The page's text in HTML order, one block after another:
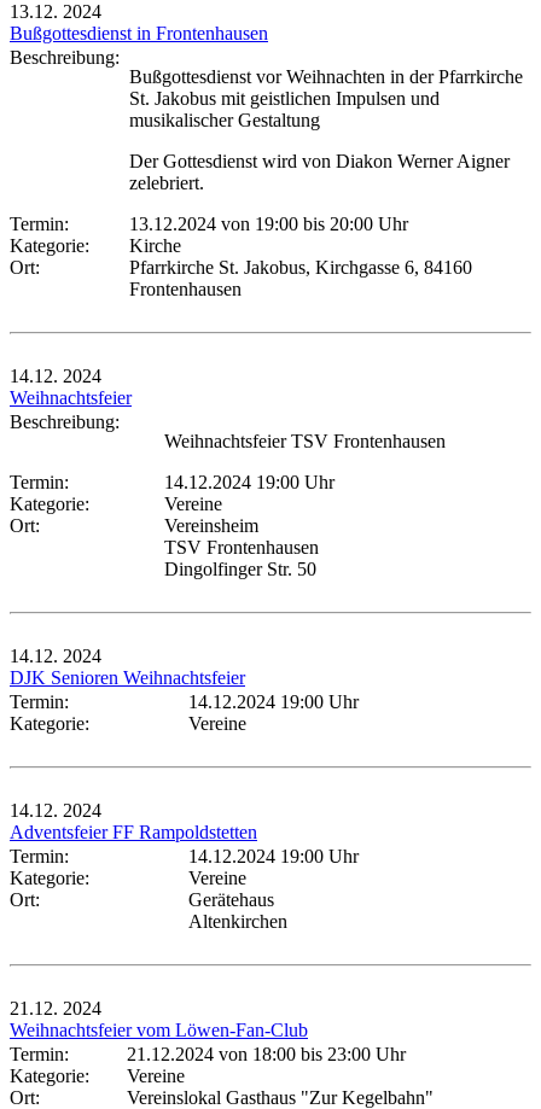
13.12. 2024
Bußgottesdienst in Frontenhausen
Beschreibung:
Bußgottesdienst vor Weihnachten in der Pfarrkirche
St. Jakobus mit geistlichen Impulsen und
musikalischer Gestaltung
Der Gottesdienst wird von Diakon Werner Aigner
zelebriert.
Termin:
13.12.2024 von 19:00 bis 20:00 Uhr
Kategorie:
Kirche
Ort:
Pfarrkirche St. Jakobus, Kirchgasse 6, 84160
Frontenhausen
14.12. 2024
Weihnachtsfeier
Beschreibung:
Weihnachtsfeier TSV Frontenhausen
Termin:
14.12.2024 19:00 Uhr
Kategorie:
Vereine
Ort:
Vereinsheim
TSV Frontenhausen
Dingolfinger Str. 50
14.12. 2024
DJK Senioren Weihnachtsfeier
Termin:
14.12.2024 19:00 Uhr
Kategorie:
Vereine
14.12. 2024
Adventsfeier FF Rampoldstetten
Termin:
14.12.2024 19:00 Uhr
Kategorie:
Vereine
Ort:
Gerätehaus
Altenkirchen
21.12. 2024
Weihnachtsfeier vom Löwen-Fan-Club
Termin:
21.12.2024 von 18:00 bis 23:00 Uhr
Kategorie:
Vereine
Ort:
Vereinslokal Gasthaus "Zur Kegelbahn"